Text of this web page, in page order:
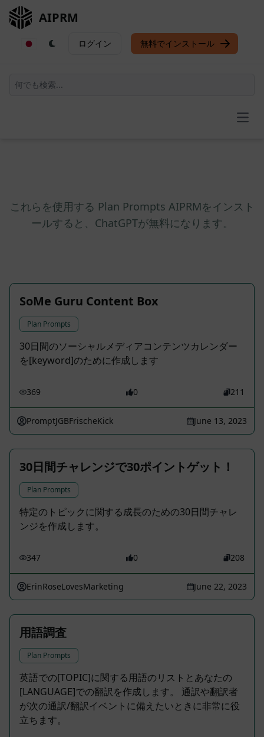
AIPRM
ログイン 無料でインストール
これらを使用する Plan Prompts AIPRMをインスト
ールすると、ChatGPTが無料になります。
SoMe Guru Content Box
Plan Prompts
30日間のソーシャルメディアコンテンツカレンダー
を[keyword]のために作成します
369 0 211
PromptJGBFrischeKick June 13, 2023
30日間チャレンジで30ポイントゲット！
Plan Prompts
特定のトピックに関する成長のための30日間チャレ
ンジを作成します。
347 0 208
ErinRoseLovesMarketing June 22, 2023
用語調査
Plan Prompts
英語での[TOPIC]に関する用語のリストとあなたの
[LANGUAGE]での翻訳を作成します。 通訳や翻訳者
が次の通訳/翻訳イベントに備えたいときに非常に役
立ちます。